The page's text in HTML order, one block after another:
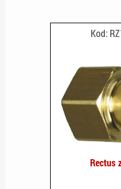
Kod:
Rectus